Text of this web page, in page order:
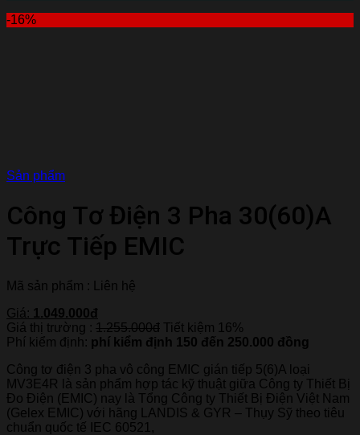
-16%
Sản phẩm
Công Tơ Điện 3 Pha 30(60)A
Trực Tiếp EMIC
Mã sản phẩm : Liên hệ
Giá: 1.049.000đ
Giá thị trường : 1.255.000đ Tiết kiệm 16%
Phí kiểm định: phí kiểm định 150 đến 250.000 đồng
Công tơ điện 3 pha vô công EMIC gián tiếp 5(6)A loại
MV3E4R là sản phẩm hợp tác kỹ thuật giữa Công ty Thiết Bị
Đo Điện (EMIC) nay là Tổng Công ty Thiết Bị Điện Việt Nam
(Gelex EMIC) với hãng LANDIS & GYR – Thụy Sỹ theo tiêu
chuẩn quốc tế IEC 60521,